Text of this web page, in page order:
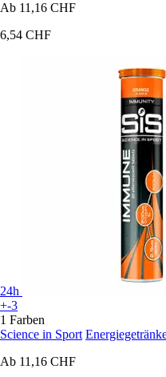
Ab 11,16 CHF
6,54 CHF
24h
+-3
1 Farben
Science in Sport
Ab 11,16 CHF